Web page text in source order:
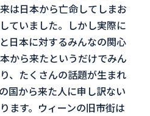
は日本から亡命してしまお
ていました。しかし実際に
日本に対するみんなの関心
から来たというだけでみん
、たくさんの話題が生まれ
国から来た人に申し訳ない
ます。ウィーンの旧市街は